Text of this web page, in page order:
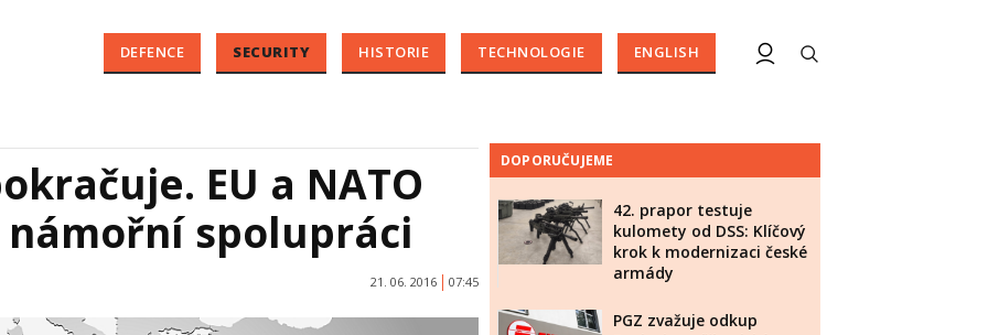
DEFENCE SECURITY HISTORIE TECHNOLOGIE ENGLISH
EU a NATO
spolupráci
21. 06. 2016 07:45
DOPORUČUJEME
42. prapor testuje
kulomety od DSS: Klíčový
krok k modernizaci české
armády
PGZ zvažuje odkup